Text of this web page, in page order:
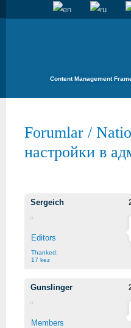
Content Management
Forumlar /
настройки в
Sergeich
Editors
Thanked:
17 kez
Gunslinger
Members